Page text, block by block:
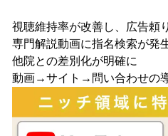
視聴維持率が改善し、広告頼
専門解説動画に指名検索が発
他院との差別化が明確に
動画→サイト→問い合わせの